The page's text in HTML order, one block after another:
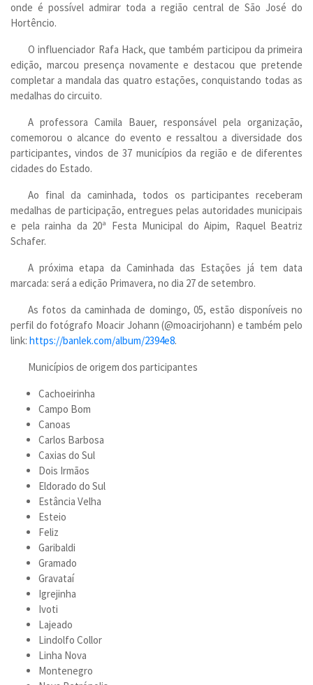
onde é possível admirar toda a região central de São José do
Hortêncio.
O influenciador Rafa Hack, que também participou da primeira
edição, marcou presença novamente e destacou que pretende
completar a mandala das quatro estações, conquistando todas as
medalhas do circuito.
A professora Camila Bauer, responsável pela organização,
comemorou o alcance do evento e ressaltou a diversidade dos
participantes, vindos de 37 municípios da região e de diferentes
cidades do Estado.
Ao final da caminhada, todos os participantes receberam
medalhas de participação, entregues pelas autoridades municipais
e pela rainha da 20ª Festa Municipal do Aipim, Raquel Beatriz
Schafer.
A próxima etapa da Caminhada das Estações já tem data
marcada: será a edição Primavera, no dia 27 de setembro.
As fotos da caminhada de domingo, 05, estão disponíveis no
perfil do fotógrafo Moacir Johann (@moacirjohann) e também pelo
link: https://banlek.com/album/2394e8.
Municípios de origem dos participantes
Cachoeirinha
Campo Bom
Canoas
Carlos Barbosa
Caxias do Sul
Dois Irmãos
Eldorado do Sul
Estância Velha
Esteio
Feliz
Garibaldi
Gramado
Gravataí
Igrejinha
Ivoti
Lajeado
Lindolfo Collor
Linha Nova
Montenegro